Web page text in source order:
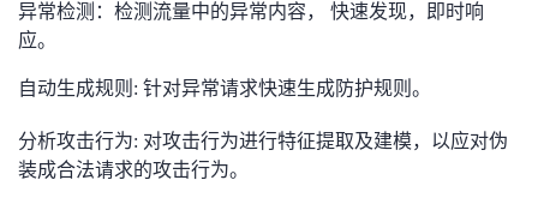
藏
异常检测：检测流量中的异常内容， 快速发现，即时响
应。
自动生成规则: 针对异常请求快速生成防护规则。
分析攻击行为: 对攻击行为进行特征提取及建模，以应对伪
装成合法请求的攻击行为。